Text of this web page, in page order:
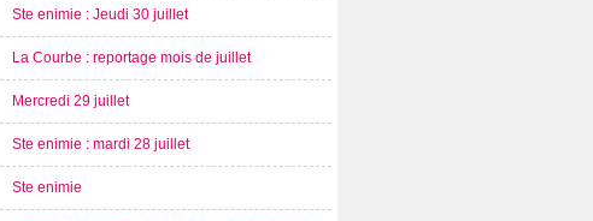
Ste enimie : Jeudi 30 juillet
La Courbe : reportage mois de juillet
Mercredi 29 juillet
Ste enimie : mardi 28 juillet
Ste enimie